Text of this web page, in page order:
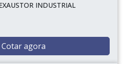
INDUSTRIAL
Cotar agora